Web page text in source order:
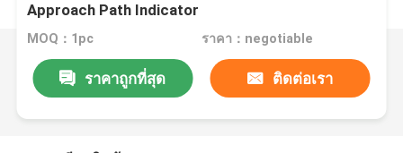
Approach Path Indicator
MOQ：1pc ราคา：negotiable
ราคาถูกที่สุด ติดต่อเรา